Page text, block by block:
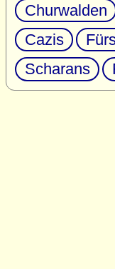
Churwalden
Cazis
Scharans